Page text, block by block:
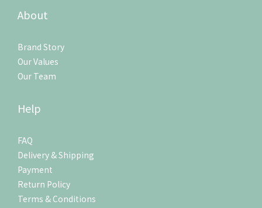
About
Brand Story
Our Values
Our Team
Help
FAQ
Delivery & Shipping
Payment
Return Policy
Terms & Conditions